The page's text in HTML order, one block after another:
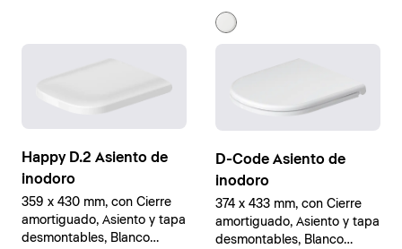
Happy D.2 Asiento de
inodoro
359 x 430 mm, con Cierre
amortiguado, Asiento y tapa
desmontables, Blanco
D-Code Asiento de
inodoro
374 x 433 mm, con Cierre
amortiguado, Asiento y tapa
desmontables, Blanco